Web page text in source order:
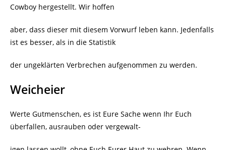
Cowboy hergestellt. Wir hoffen
aber, dass dieser mit diesem Vorwurf leben kann. Jedenfalls
ist es besser, als in die Statistik
der ungeklärten Verbrechen aufgenommen zu werden.
Weicheier
Werte Gutmenschen, es ist Eure Sache wenn Ihr Euch
überfallen, ausrauben oder vergewalt-